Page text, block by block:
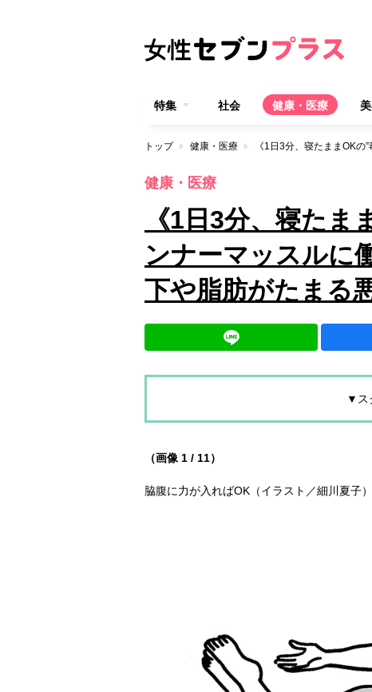
特集 社会 健康・医療
トップ 健康・医療
健康・医療
《1日3分、寝たま
ンナーマッスルに
下や脂肪がたまる
▼ス
（画像 1 / 11）
脇腹に力が入ればOK（イラスト／細川夏子）